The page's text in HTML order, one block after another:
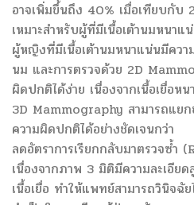
อาจเพิ่มขึ้นถึง 40% เมื่อเทียบกับ
เหมาะสำหรับผู้ที่มีเนื้อเต้านมหนา
ผู้หญิงที่มีเนื้อเต้านมหนาแน่นมีความ
นม และการตรวจด้วย 2D
ผิดปกติได้ง่าย เนื่องจากเนื้อเยื่อห
3D Mammography สามารถแยก
ความผิดปกติได้อย่างชัดเจนกว่า
ลดอัตราการเรียกกลับมาตรวจซ้ำ
เนื่องจากภาพ 3 มิติมีความละเอีย
เนื้อเยื่อ ทำให้แพทย์สามารถวินิจฉั